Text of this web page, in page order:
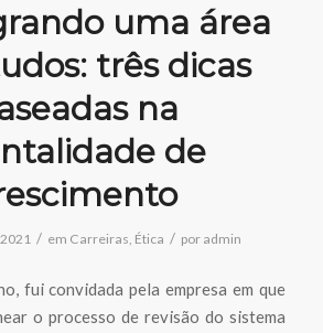
uma área
três dicas
na
de
/ em Carreiras Ética / por admin
fui convidada pela empresa em que
o processo de revisão do sistema